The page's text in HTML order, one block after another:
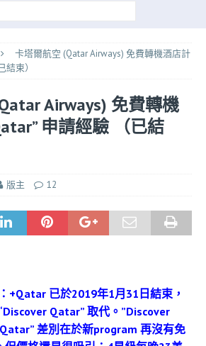
卡塔爾航空 (Qatar Airways) 免費轉機酒店計
結束）
Airways) 免費轉機
申請經驗 （已結
版主 12
+Qatar 已於2019年1月31日結束，
Qatar” 取代。”Discover
差別在於新program 再沒有免